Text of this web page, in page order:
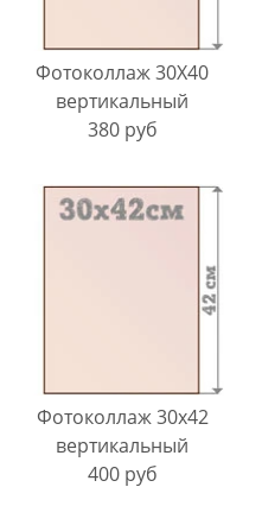
Фотоколлаж 30X40
вертикальный
380 руб
Фотоколлаж 30х42
вертикальный
400 руб